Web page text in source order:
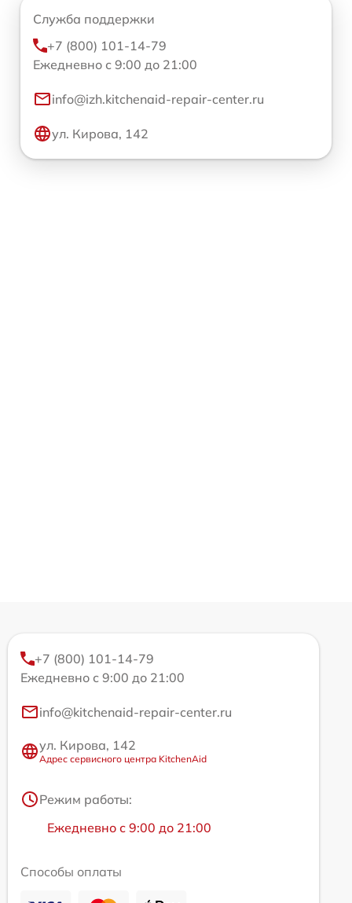
Служба поддержки
+7 (800) 101-14-79
Ежедневно с 9:00 до 21:00
info@izh.kitchenaid-repair-center.ru
ул. Кирова, 142
+7 (800) 101-14-79
Ежедневно с 9:00 до 21:00
info@kitchenaid-repair-center.ru
ул. Кирова, 142
Адрес сервисного центра KitchenAid
Режим работы:
Ежедневно с 9:00 до 21:00
Способы оплаты